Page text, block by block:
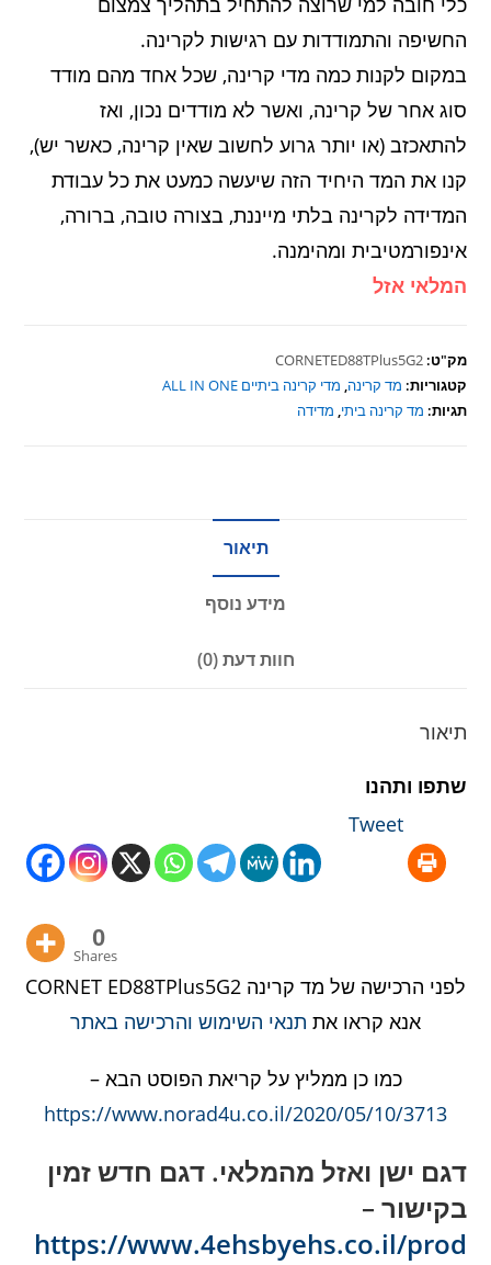
החשיפה והתמודדות עם רגישות לקרינה.
במקום לקנות כמה מדי קרינה, שכל אחד מהם מודד
סוג אחר של קרינה, ואשר לא מודדים נכון, ואז
להתאכזב (או יותר גרוע לחשוב שאין קרינה, כאשר יש),
קנו את המד היחיד הזה שיעשה כמעט את כל עבודת
המדידה לקרינה בלתי מייננת, בצורה טובה, ברורה,
אינפורמטיבית ומהימנה.
המלאי אזל
מק"ט:CORNETED88TPlus5G2
קטגוריות: מד קרינה, מדי קרינה ביתיים ALL IN ONE
תגיות: מד קרינה ביתי, מדידה
תיאור
מידע נוסף
חוות דעת (0)
תיאור
שתפו ותהנו
Tweet
0
Shares
לפני הרכישה של מד קרינה CORNET ED88TPlus5G2
אנא קראו את תנאי השימוש והרכישה באתר
כמו כן ממליץ על קריאת הפוסט הבא –
https://www.norad4u.co.il/2020/05/10/3713
דגם ישן ואזל מהמלאי. דגם חדש זמין
בקישור –
https://www.4ehsbyehs.co.il/prod